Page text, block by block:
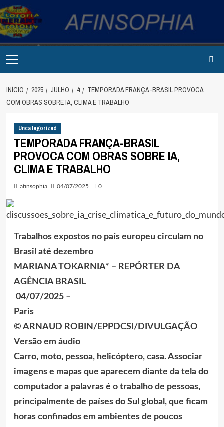
Avançar
para
o
conteúdo
Menu
INÍCIO 2025 JULHO 4
TEMPORADA FRANÇA-BRASIL PROVOCA
COM OBRAS SOBRE IA, CLIMA E TRABALHO
Uncategorized
TEMPORADA FRANÇA-BRASIL
PROVOCA COM OBRAS SOBRE IA,
CLIMA E TRABALHO
afinsophia 04/07/2025 0
Trabalhos expostos no país europeu circulam no
Brasil até dezembro
MARIANA TOKARNIA* – REPÓRTER DA
AGÊNCIA BRASIL
04/07/2025 –
Paris
© ARNAUD ROBIN/EPPDCSI/DIVULGAÇÃO
Versão em áudio
Carro, moto, pessoa, helicóptero, casa. Associar
imagens e mapas que aparecem diante da tela do
computador a palavras é o trabalho de pessoas,
principalmente de países do Sul global, que ficam
horas confinados em ambientes de poucos